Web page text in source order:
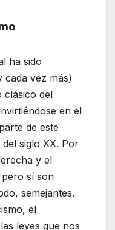
ha sido
cada vez más)
clásico del
en el
de este
siglo XX. Por
y el
sí son
semejantes.
el
leyes que nos